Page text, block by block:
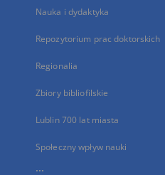
Nauka i dydaktyka
Repozytorium prac doktorskich
Regionalia
Zbiory bibliofilskie
Lublin 700 lat miasta
Społeczny wpływ nauki
...